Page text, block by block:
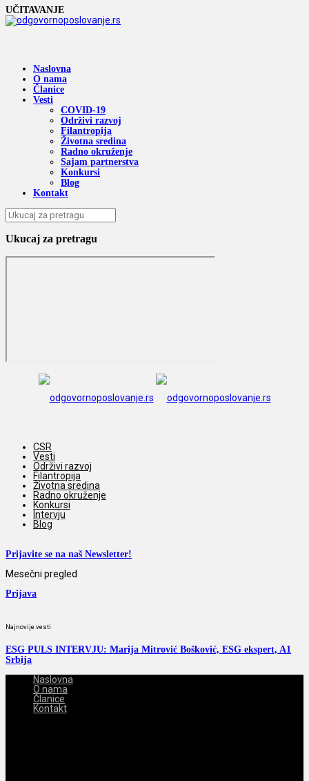
UČITAVANJE
Naslovna
O nama
Članice
Vesti
COVID-19
Održivi razvoj
Filantropija
Životna sredina
Radno okruženje
Sajam partnerstva
Konkursi
Blog
Kontakt
Ukucaj za pretragu
CSR
Vesti
Održivi razvoj
Filantropija
Životna sredina
Radno okruženje
Konkursi
Intervju
Blog
Prijavite se na naš Newsletter!
Mesečni pregled
Prijava
Najnovije vesti
ESG PULS INTERVJU: Marija Mitrović Bošković, ESG ekspert, A1
Srbija
Naslovna
O nama
Članice
Kontakt